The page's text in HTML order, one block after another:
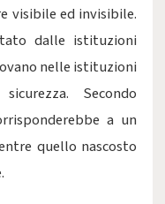
visibile ed invisibile.
dalle istituzioni
nelle istituzioni
Secondo
a un
quello nascosto